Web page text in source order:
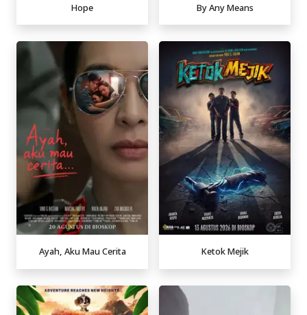
Hope By Any Means
Ayah, Aku Mau Cerita Ketok Mejik